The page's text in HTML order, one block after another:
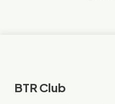
BTR Club